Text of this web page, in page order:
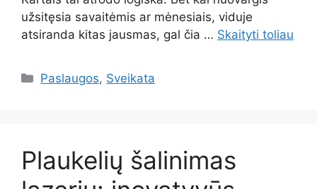
užsitęsia savaitėmis ar mėnesiais, viduje
atsiranda kitas jausmas, gal čia … Skaityti toliau
Kategorijos
Paslaugos, Sveikata
Plaukelių šalinimas